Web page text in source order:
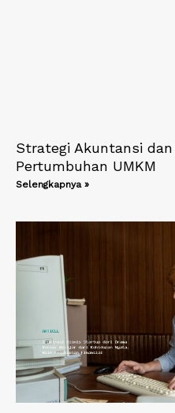
Strategi Akuntansi
Pertumbuhan UMKM
Selengkapnya »